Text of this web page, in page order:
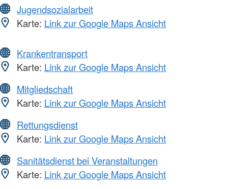
Jugendsozialarbeit
Karte: Link zur Google Maps Ansicht
Krankentransport
Karte: Link zur Google Maps Ansicht
Mitgliedschaft
Karte: Link zur Google Maps Ansicht
Rettungsdienst
Karte: Link zur Google Maps Ansicht
Sanitätsdienst bei Veranstaltungen
Karte: Link zur Google Maps Ansicht